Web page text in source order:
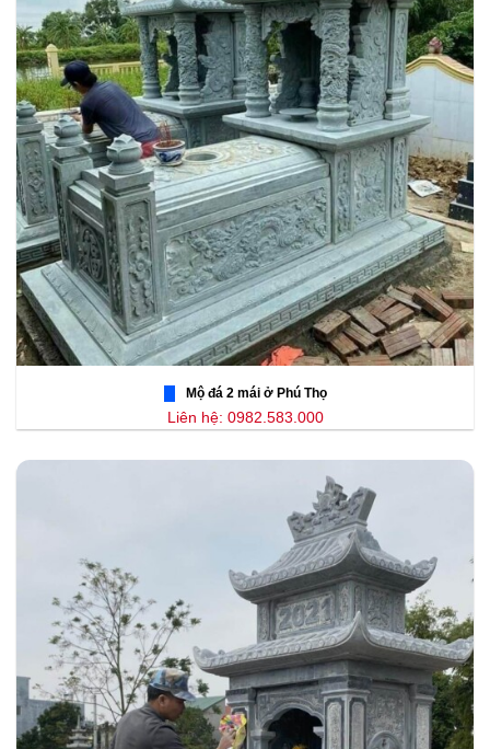
Mộ đá 2 mái ở Phú Thọ
Liên hệ: 0982.583.000